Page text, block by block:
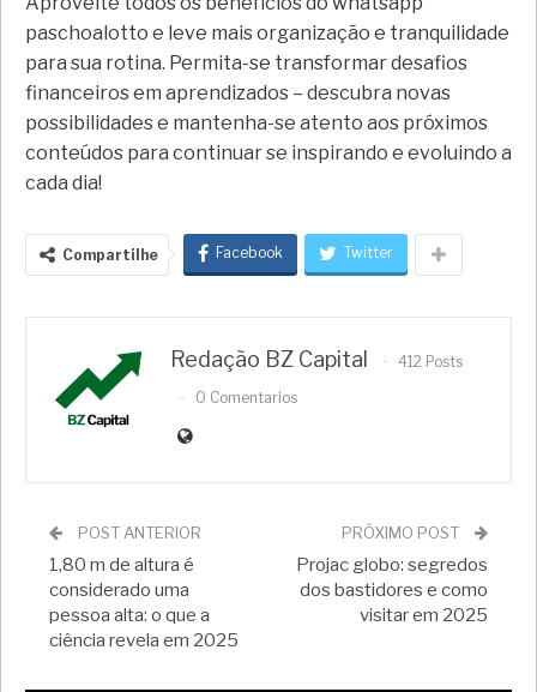
paschoalotto e leve mais organização e tranquilidade
para sua rotina. Permita-se transformar desafios
financeiros em aprendizados – descubra novas
possibilidades e mantenha-se atento aos próximos
conteúdos para continuar se inspirando e evoluindo a
cada dia!
Compartilhe Facebook Twitter
Redação BZ Capital
412 Posts
0 Comentarios
POST ANTERIOR
1,80 m de altura é
considerado uma
pessoa alta: o que a
ciência revela em 2025
PRÓXIMO POST
Projac globo: segredos
dos bastidores e como
visitar em 2025